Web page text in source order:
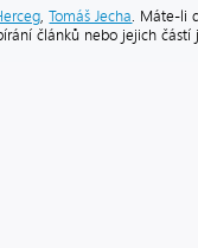
,Tomáš Jecha. Máte-li
článků nebo jejich